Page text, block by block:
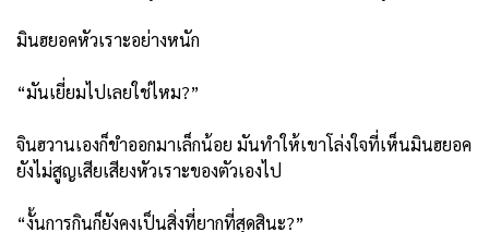
มินฮยอคหัวเราะอย่างหนัก
“มันเยี่ยมไปเลยใช่ไหม?”
จินฮวานเองก็ขำออกมาเล็กน้อย มันทำให้เขาโล่งใจที่เห็นมินฮยอค
ยังไม่สูญเสียเสียงหัวเราะของตัวเองไป
“งั้นการกินก็ยังคงเป็นสิ่งที่ยากที่สุดสินะ?”